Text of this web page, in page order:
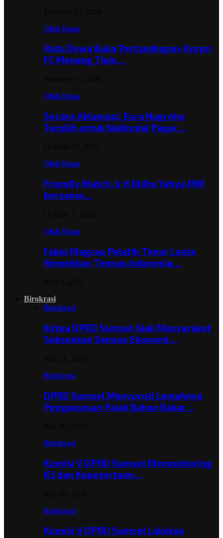
Olah Raga
Ratu Dewa Buka Pertandingan: Korpri
FC Menang Tipis…
Olah Raga
Secara Aklamasi, Esra Nugroho
Terpilih untuk Nahkodai Pagar…
Olah Raga
Friendly Match ,Ir H Ridho Yahya MM
bersama…
Olah Raga
Fabio Magrao Pelatih Timor Leste
Remehkan Timnas Indonesia…
Birokrasi
Birokrasi
Ketua DPRD Sumsel Ajak Masyarakat
Sukseskan Sensus Ekonomi…
Birokrasi
DPRD Sumsel Menyoroti Lemahnya
Pengawasan Pajak Bahan Bakar…
Birokrasi
Komisi V DPRD Sumsel Memonitoring
K3 dan Kepesertaan…
Birokrasi
Komisi V DPRD Sumsel Lakukan